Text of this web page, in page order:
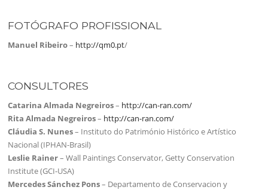
FOTÓGRAFO PROFISSIONAL
Manuel Ribeiro– http://qm0.pt/
CONSULTORES
Catarina Almada Negreiros– http://can-ran.com/
Rita Almada Negreiros– http://can-ran.com/
Cláudia S. Nunes– Instituto do Património Histórico e Artístico
Nacional (IPHAN-Brasil)
Leslie Rainer– Wall Paintings Conservator, Getty Conservation
Institute (GCI-USA)
Mercedes Sánchez Pons– Departamento de Conservacion y